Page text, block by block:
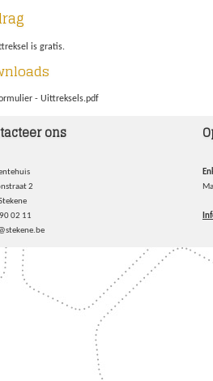
is gratis.
- Uittreksels.pdf
ons
2
02 11